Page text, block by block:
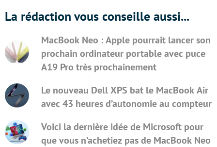
La rédaction vous conseille aussi...
MacBook Neo : Apple pourrait lancer son
prochain ordinateur portable avec puce
A19 Pro très prochainement
Le nouveau Dell XPS bat le MacBook Air
avec 43 heures d’autonomie au compteur
Voici la dernière idée de Microsoft pour
que vous n’achetiez pas de MacBook Neo